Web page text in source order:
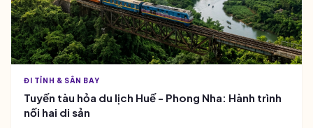
ĐI TỈNH & SÂN BAY
Tuyến tàu hỏa du lịch Huế - Phong Nha: Hành trình
nối hai di sản